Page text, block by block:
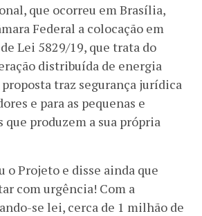
que ocorreu em Brasília,
Federal a colocação em
Lei 5829/19, que trata do
distribuída de energia
traz segurança jurídica
e para as pequenas e
que produzem a sua própria
o Projeto e disse ainda que
com urgência! Com a
se lei, cerca de 1 milhão de